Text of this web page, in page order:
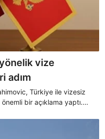
vize
adım
Türkiye ile vizesiz
bir açıklama yaptı.